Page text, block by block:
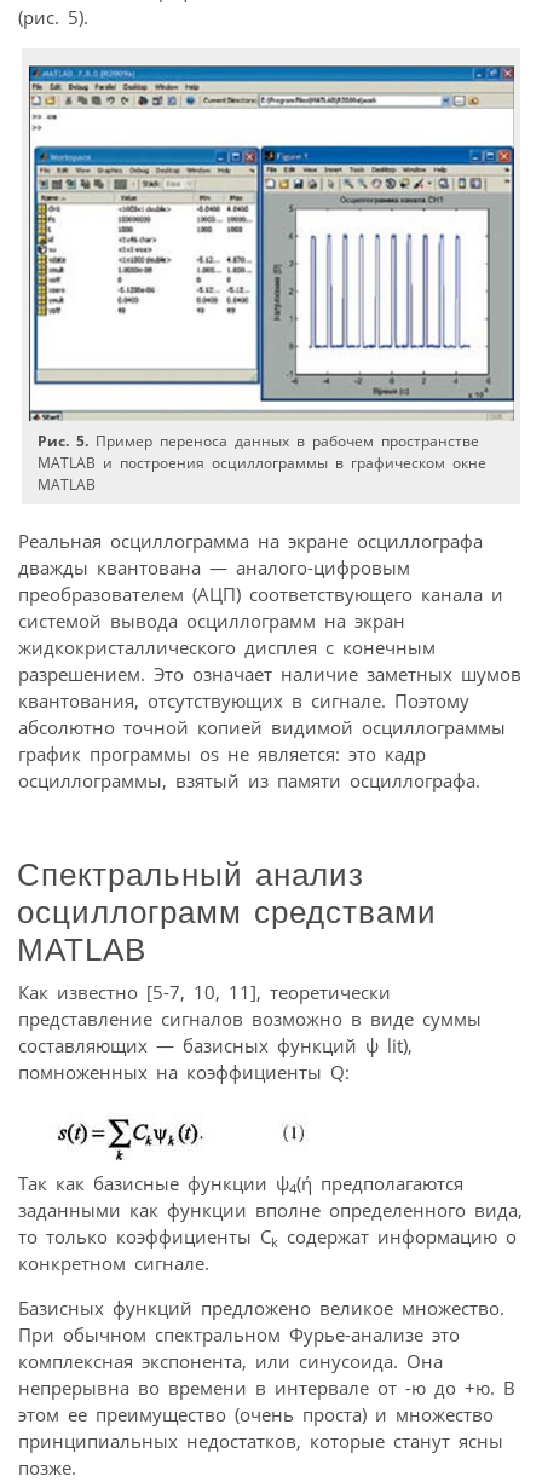
(рис. 5).
Рис. 5. Пример переноса данных в рабочем пространстве
MATLAB и построения осциллограммы в графическом окне
MATLAB
Реальная осциллограмма на экране осциллографа
дважды квантована — аналого-цифровым
преобразователем (АЦП) соответствующего канала и
системой вывода осциллограмм на экран
жидкокристаллического дисплея с конечным
разрешением. Это означает наличие заметных шумов
квантования, отсутствующих в сигнале. Поэтому
абсолютно точной копией видимой осциллограммы
график программы os не является: это кадр
осциллограммы, взятый из памяти осциллографа.
Спектральный анализ
осциллограмм средствами
MATLAB
Как известно [5-7, 10, 11], теоретически
представление сигналов возможно в виде суммы
составляющих — базисных функций ψ lit),
помноженных на коэффициенты Q:
Так как базисные функции ψ4(ή предполагаются
заданными как функции вполне определенного вида,
то только коэффициенты Ck содержат информацию о
конкретном сигнале.
Базисных функций предложено великое множество.
При обычном спектральном Фурье-анализе это
комплексная экспонента, или синусоида. Она
непрерывна во времени в интервале от -ю до +ю. В
этом ее преимущество (очень проста) и множество
принципиальных недостатков, которые станут ясны
позже.